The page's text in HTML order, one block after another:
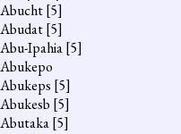
Abucht[5]
Abudat[5]
Abu-Ipahia[5]
Abukepo
Abukeps [5]
Abukesb [5]
Abutaka[5]